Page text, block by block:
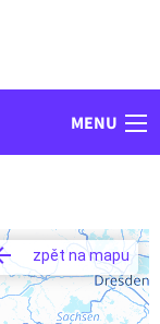
MENU
zpět na mapu